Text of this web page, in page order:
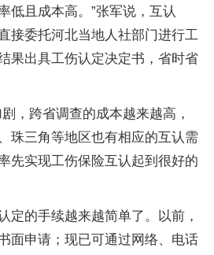
低且成本高。”张军说，互认
接委托河北当地人社部门进行工
果出具工伤认定决定书，省时省
，跨省调查的成本越来越高，
珠三角等地区也有相应的互认需
先实现工伤保险互认起到很好的
定的手续越来越简单了。以前，
面申请；现已可通过网络、电话